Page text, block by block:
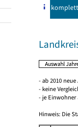
komplett
- ab 2010
- keine
- je Einwohner
Hinweis: Die